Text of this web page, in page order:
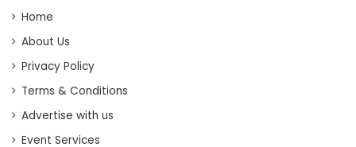
Home
About Us
Privacy Policy
Terms & Conditions
Advertise with us
Event Services